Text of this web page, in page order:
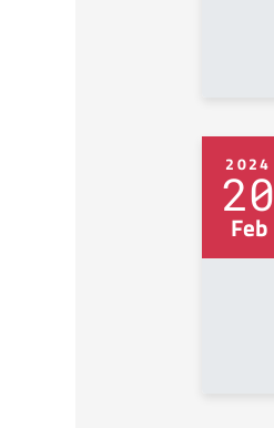
2024
20
Feb